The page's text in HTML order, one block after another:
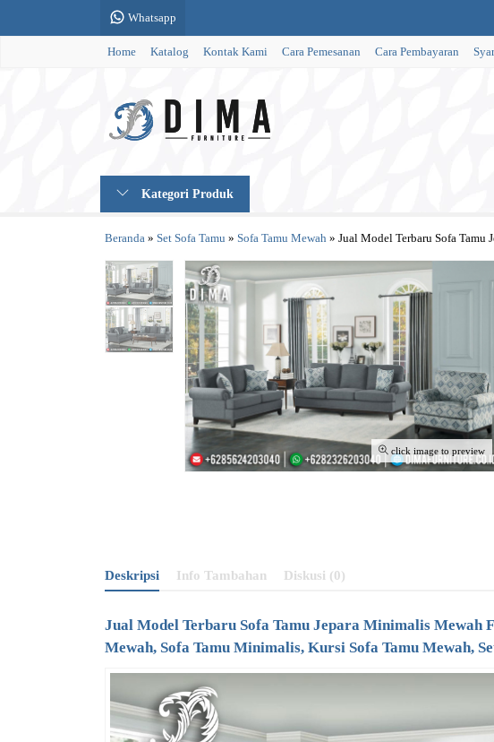
Whatsapp
Home Katalog Kontak Kami Cara Pemesanan Cara Pembayaran
Kategori Produk
Beranda » Set Sofa Tamu » Sofa Tamu Mewah » Jual Model Terbaru Sofa Tamu
click image to preview
Deskripsi Info Tambahan Diskusi (0)
Jual Model Terbaru Sofa Tamu Jepara Minimalis Mewah
Mewah, Sofa Tamu Minimalis, Kursi Sofa Tamu Mewah,